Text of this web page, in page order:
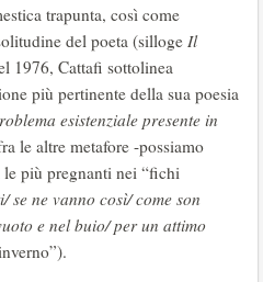
trapunta, così come
del poeta (silloge Il
1976, Cattafi sottolinea
più pertinente della sua poesia
esistenziale presente in
le altre metafore -possiamo
più pregnanti nei “fichi
se ne vanno così/ come son
e nel buio/ per un attimo